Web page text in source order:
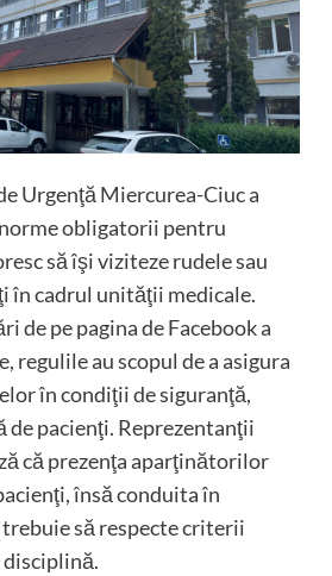
Urgenţă Miercurea-Ciuc a
obligatorii pentru
să îşi viziteze rudele sau
în cadrul unităţii medicale.
de pe pagina de Facebook a
regulile au scopul de a asigura
în condiţii de siguranţă,
de pacienţi. Reprezentanţii
că prezenţa aparţinătorilor
însă conduita în
să respecte criterii